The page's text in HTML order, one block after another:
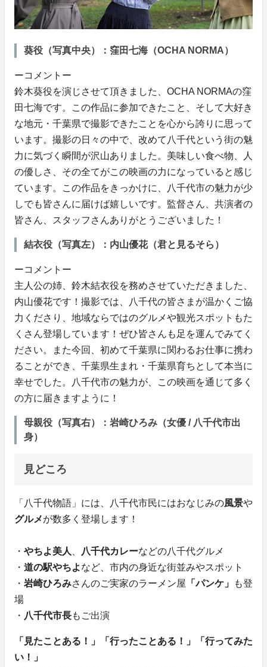
葵役（写真中央）：窪田七海（OCHA NORMA）
ーコメントー
鈴木葵役を演じさせて頂きました、OCHA NORMAの窪
田七海です。この作品に参加できたこと、そして大好き
な地元・千葉県で撮影できたことを心から誇りに思って
います。撮影の日々の中で、改めて八千代という街の魅
力に気づく瞬間が沢山ありました。美味しい食べ物、人
の優しさ、その全てがこの映画の力になっていると感じ
ています。この作品をきっかけに、八千代市の魅力が少
しでも皆さんに届けば嬉しいです。監督さん、共演者の
皆さん、スタッフさんありがとうございました！
結衣役（写真左）：内山優花（君と見るそら）
ーコメントー
主人公の姉、鈴木結衣役を務めさせていただきました、
内山優花です！撮影では、八千代の皆さまが温かくご協
力くださり、地域ならではのグルメや観光スポットもた
くさん登場しています！ぜひ皆さんも足を運んでみてく
ださい。また今回、初めて千葉県に関わるお仕事に携わ
ることができ、千葉県生まれ・千葉県育ちとして本当に
幸せでした。八千代市の魅力が、この映画を通じて多く
の方に届きますように！
母親役（写真右）：岩崎ひろみ（女優 / 八千代市出
身）
見どころ
「八千代物語」には、八千代市民にはおなじみの風景や
グルメが数多く登場します！
・ やちよ美人 八千代カレーなどの八千代グルメ
・ 道の駅やちよ など、市内の身近な街並みやスポット
・ 岩崎ひろみさんのご実家のラーメン屋 「パンケ」
も登
場
・ 八千代市長もご出演
「見たことある！」「行ったことある！」「行ってみた
い！」